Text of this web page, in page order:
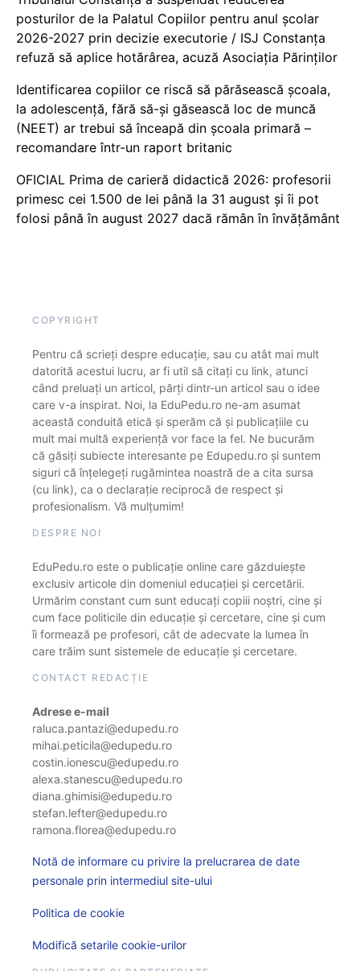
posturilor de la Palatul Copiilor pentru anul școlar
2026-2027 prin decizie executorie / ISJ Constanța
refuză să aplice hotărârea, acuză Asociația Părinților
Identificarea copiilor ce riscă să părăsească școala,
la adolescență, fără să-și găsească loc de muncă
(NEET) ar trebui să înceapă din școala primară –
recomandare într-un raport britanic
OFICIAL Prima de carieră didactică 2026: profesorii
primesc cei 1.500 de lei până la 31 august și îi pot
folosi până în august 2027 dacă rămân în învățământ
COPYRIGHT
Pentru că scrieți despre educație, sau cu atât mai mult
datorită acestui lucru, ar fi util să citați cu link, atunci
când preluați un articol, părți dintr-un articol sau o idee
care v-a inspirat. Noi, la EduPedu.ro ne-am asumat
această conduită etică și sperăm că și publicațiile cu
mult mai multă experiență vor face la fel. Ne bucurăm
că găsiți subiecte interesante pe Edupedu.ro și suntem
siguri că înțelegeți rugămintea noastră de a cita sursa
(cu link), ca o declarație reciprocă de respect și
profesionalism. Vă mulțumim!
DESPRE NOI
EduPedu.ro este o publicație online care găzduiește
exclusiv articole din domeniul educației și cercetării.
Urmărim constant cum sunt educați copiii noștri, cine și
cum face politicile din educație și cercetare, cine și cum
îi formează pe profesori, cât de adecvate la lumea în
care trăim sunt sistemele de educație și cercetare.
CONTACT REDACȚIE
Adrese e-mail
raluca.pantazi@edupedu.ro
mihai.peticila@edupedu.ro
costin.ionescu@edupedu.ro
alexa.stanescu@edupedu.ro
diana.ghimisi@edupedu.ro
stefan.lefter@edupedu.ro
ramona.florea@edupedu.ro
Notă de informare cu privire la prelucrarea de date
personale prin intermediul site-ului
Politica de cookie
Modifică setarile cookie-urilor